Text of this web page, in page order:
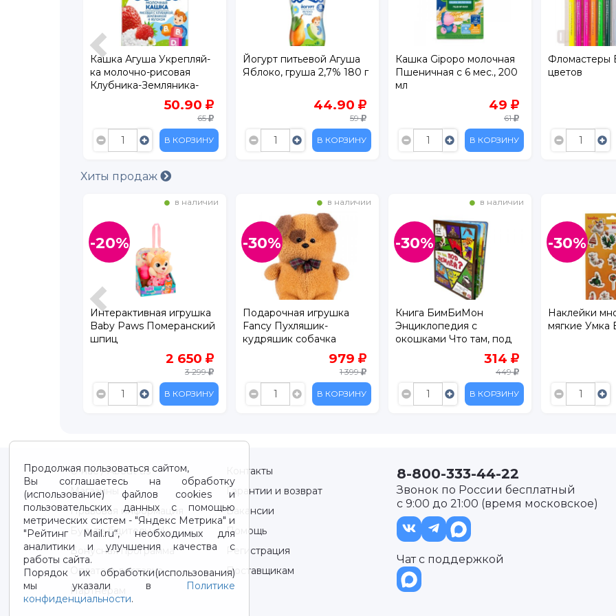
Кашка Агуша Укрепляй-
ка молочно-рисовая
Клубника-Земляника-
Яблоко 2,7% 200 мл
50.90
65
В КОРЗИНУ
Йогурт питьевой Агуша
Яблоко, груша 2,7% 180 г
44.90
59
В КОРЗИНУ
Кашка Gipopo молочная
Пшеничная с 6 мес., 200
мл
49
61
В КОРЗИНУ
Фломастеры
цветов
Хиты продаж
в наличии
-20%
Интерактивная игрушка
Baby Paws Померанский
шпиц
2 650
3 299
В КОРЗИНУ
в наличии
-30%
Подарочная игрушка
Fancy Пухляшик-
кудряшик собачка
979
1 399
В КОРЗИНУ
в наличии
-30%
Книга БимБиМон
Энциклопедия с
окошками Что там, под
314
449
В КОРЗИНУ
-30%
Наклейки
мягкие Умка
Продолжая пользоваться сайтом,
Вы соглашаетесь на обработку
(использование) файлов cookies и
пользовательских данных с помощью
метрических систем - "Яндекс Метрика" и
"Рейтинг Mail.ru“, необходимых для
аналитики и улучшения качества с
работы сайта.
Порядок их обработки(использования)
мы указали в Политике
конфиденциальности.
О нас / About us
Контакты
Магазины
Гарантии и возврат
Правовая информация
Вакансии
Будьте бдительны!
Помощь
Бонусная программа
Регистрация
Оплата и доставка
Поставщикам
Партнерам
8-800-333-44-22
Звонок по России бесплатный
с 9:00 до 21:00 (время московское)
Чат с поддержкой